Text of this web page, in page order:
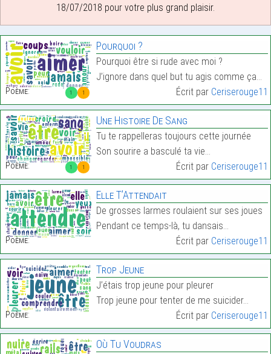
18/07/2018 pour votre plus grand plaisir.
1 1
Poème:
Pourquoi ?
Pourquoi être si rude avec moi ?
J’ignore dans quel but tu agis comme ça…
Écrit par Ceriserouge11
1 1
Poème:
Une Histoire De Sang
Tu te rappelleras toujours cette journée
Son sourire a basculé ta vie…
Écrit par Ceriserouge11
Poème:
Elle T’Attendait
De grosses larmes roulaient sur ses joues
Pendant ce temps-là, tu dansais…
Écrit par Ceriserouge11
Poème:
Trop Jeune
J’étais trop jeune pour pleurer
Trop jeune pour tenter de me suicider…
Écrit par Ceriserouge11
Où Tu Voudras